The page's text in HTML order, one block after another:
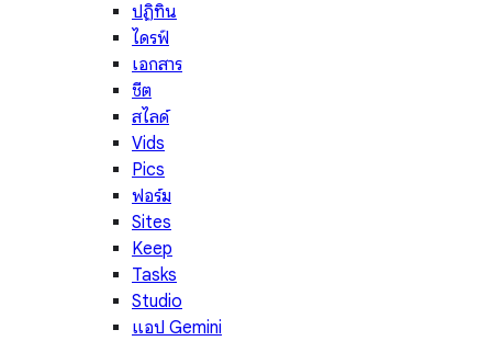
ปฏิทิน
ไดรฟ์
เอกสาร
ชีต
สไลด์
Vids
Pics
ฟอร์ม
Sites
Keep
Tasks
Studio
แอป Gemini